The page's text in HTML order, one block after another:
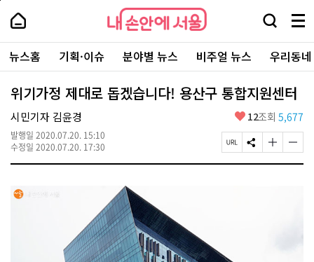
본
로
가
내
손
안
에
서
울
-
서
울
시
대
표
소
포
털
내
손
에
울
검
창
열
기
메
뉴
전
체
보
기
주
요
서
뉴스홈 기획·이슈 분야별 뉴스 비주얼 뉴스 우리동
위기가정 제대로 돕겠습니다! 용산구 통합지원센터
시민기자 김윤경
발행일 2020.07.20. 15:10
수정일 2020.07.20. 17:30
좋
요
12조회 5,677
페
이
S
N
글
자
글
자
하
페
상
단
로